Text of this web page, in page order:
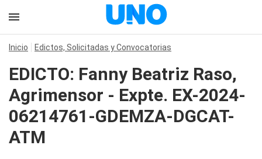
Inicio Edictos, Solicitadas y Convocatorias
EDICTO: Fanny Beatriz Raso,
Agrimensor - Expte. EX-2024-
06214761-GDEMZA-DGCAT-
ATM